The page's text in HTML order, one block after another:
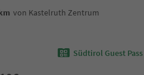
von Kastelruth Zentrum
Südtirol Guest Pass